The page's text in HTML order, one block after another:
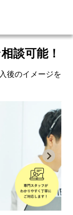
談可能！
後のイメージを